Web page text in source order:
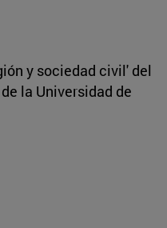
y sociedad civil' del
la Universidad de